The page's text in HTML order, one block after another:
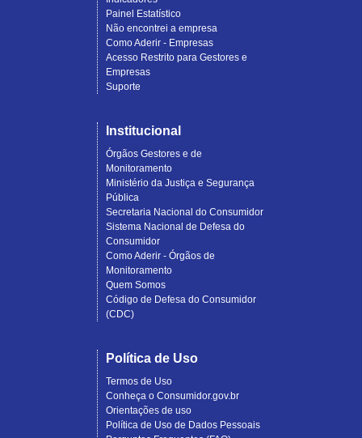
Painel Estatístico
Não encontrei a empresa
Como Aderir - Empresas
Acesso Restrito para Gestores e
Empresas
Suporte
Institucional
Órgãos Gestores e de
Monitoramento
Ministério da Justiça e Segurança
Pública
Secretaria Nacional do Consumidor
Sistema Nacional de Defesa do
Consumidor
Como Aderir - Órgãos de
Monitoramento
Quem Somos
Código de Defesa do Consumidor
(CDC)
Política de Uso
Termos de Uso
Conheça o Consumidor.gov.br
Orientações de uso
Política de Uso de Dados Pessoais